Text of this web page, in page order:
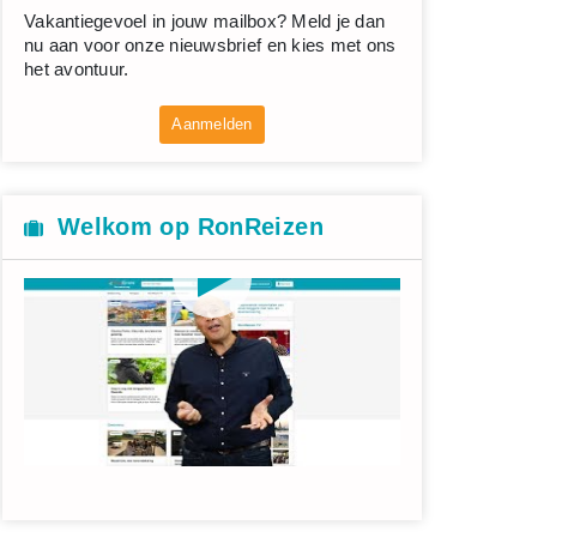
Vakantiegevoel in jouw mailbox? Meld je dan
nu aan voor onze nieuwsbrief en kies met ons
het avontuur.
Aanmelden
Welkom op RonReizen